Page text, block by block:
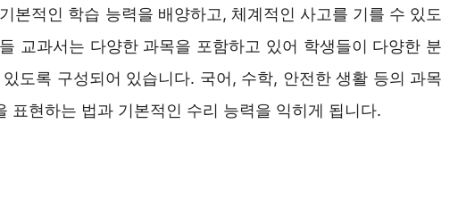
본적인 학습 능력을 배양하고, 체계적인 사고를 기를 수 있도
교과서는 다양한 과목을 포함하고 있어 학생들이 다양한 분
도록 구성되어 있습니다. 국어, 수학, 안전한 생활 등의 과목
표현하는 법과 기본적인 수리 능력을 익히게 됩니다.